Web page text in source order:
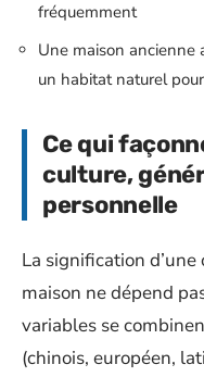
fréquemment
Une maison ancienne
un habitat naturel
Ce qui
culture,
personnelle
La signification
maison ne dépend
variables se
(chinois, européen,